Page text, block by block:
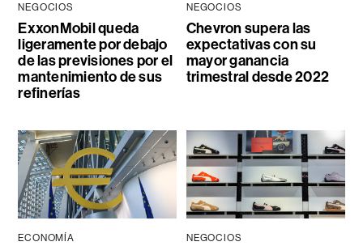
NEGOCIOS
ExxonMobil queda
ligeramente por debajo
de las previsiones por el
mantenimiento de sus
refinerías
NEGOCIOS
Chevron supera las
expectativas con su
mayor ganancia
trimestral desde 2022
ECONOMÍA NEGOCIOS